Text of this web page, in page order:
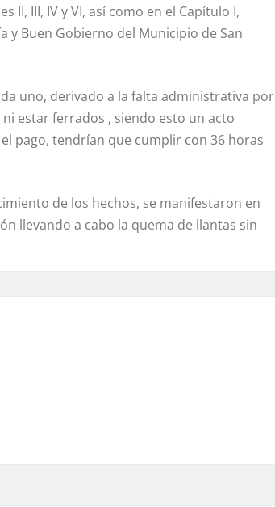
II, III, IV y VI, así como en el Capítulo I,
y Buen Gobierno del Municipio de San
uno, derivado a la falta administrativa por
estar ferrados , siendo esto un acto
pago, tendrían que cumplir con 36 horas
de los hechos, se manifestaron en
llevando a cabo la quema de llantas sin